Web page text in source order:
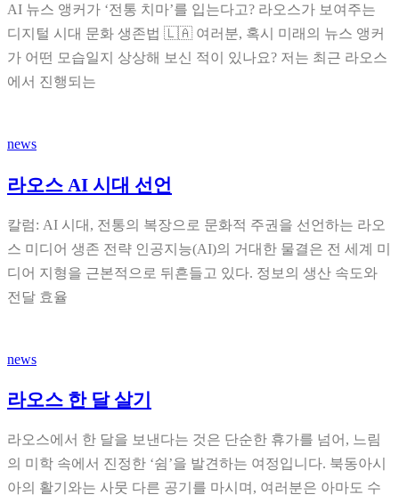
AI 뉴스 앵커가 ‘전통 치마’를 입는다고? 라오스가 보여주는
디지털 시대 문화 생존법 🇱🇦 여러분, 혹시 미래의 뉴스 앵커
가 어떤 모습일지 상상해 보신 적이 있나요? 저는 최근 라오스
에서 진행되는
news
라오스 AI 시대 선언
칼럼: AI 시대, 전통의 복장으로 문화적 주권을 선언하는 라오
스 미디어 생존 전략 인공지능(AI)의 거대한 물결은 전 세계 미
디어 지형을 근본적으로 뒤흔들고 있다. 정보의 생산 속도와
전달 효율
news
라오스 한 달 살기
라오스에서 한 달을 보낸다는 것은 단순한 휴가를 넘어, 느림
의 미학 속에서 진정한 ‘쉼’을 발견하는 여정입니다. 북동아시
아의 활기와는 사뭇 다른 공기를 마시며, 여러분은 아마도 수